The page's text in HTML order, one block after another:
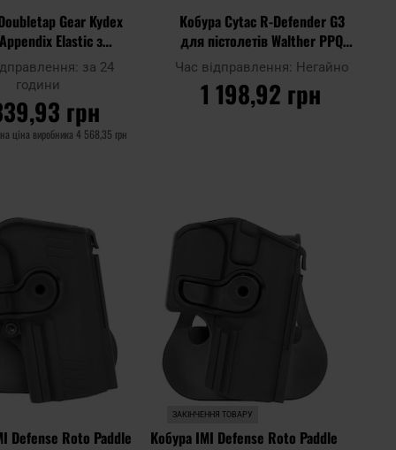
Gear Kydex
Elastic з
для пістолетів
P99 - Black
за 24
години
грн
ціна виробника 4 568,35 грн
Кобура Cytac R-Defender G3
для пістолетів Walther PPQ
Belt Clip - Black
Час відправлення: Негайно
1 198,92 грн
порівняння
списку
уподобань
Defense Roto Paddle
ЗАКІНЧЕННЯ ТОВАРУ
Кобура IMI Defense Roto Paddle